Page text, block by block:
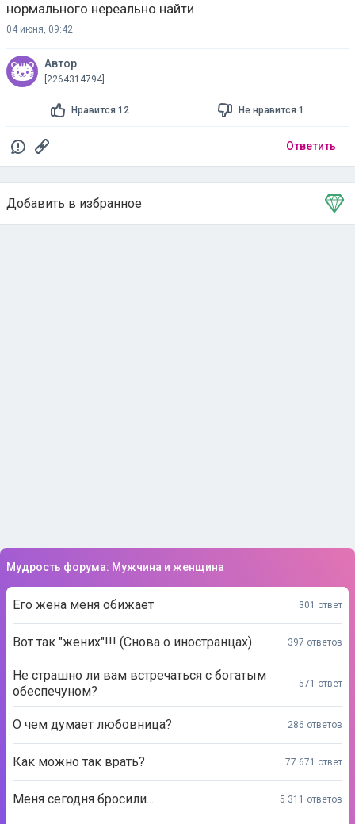
нормального нереально найти
04 июня, 09:42
Автор
[2264314794]
Нравится 12 Не нравится 1
Ответить
Добавить в избранное
Тема в избранном
Мудрость форума: Мужчина и женщина
Его жена меня обижает 301 ответ
Вот так "жених"!!! (Снова о иностранцах) 397 ответов
Не страшно ли вам встречаться с богатым
обеспечуном?
571 ответ
О чем думает любовница? 286 ответов
Как можно так врать? 77 671 ответ
Меня сегодня бросили... 5 311 ответов